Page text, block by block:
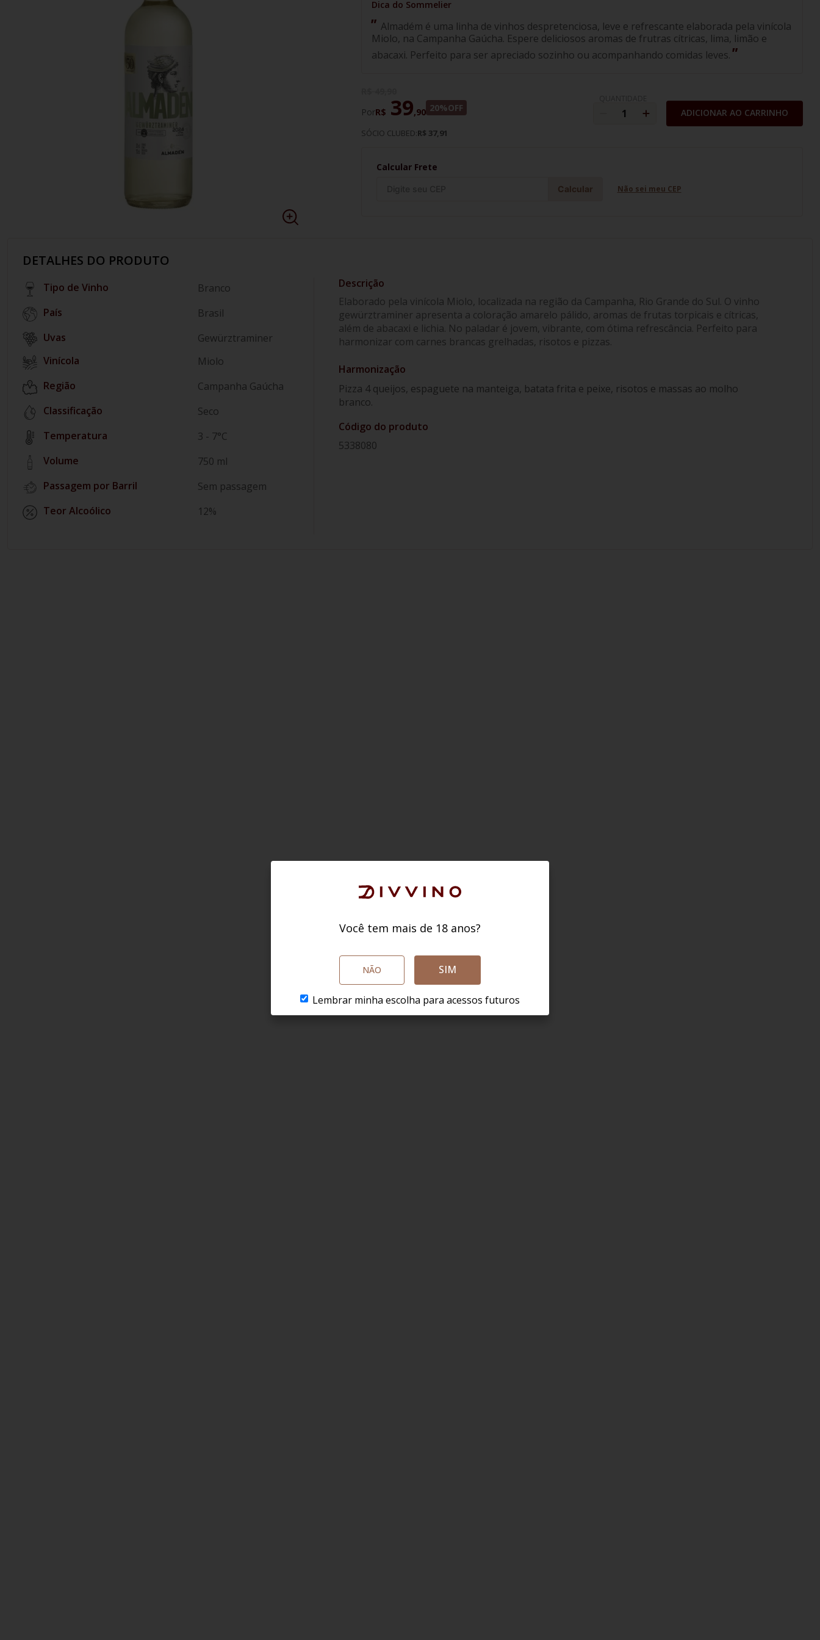
º
Almadém é uma linha de vinhos despretenciosa, leve e refrescante elaborada pela vinícola
Miolo, na Campanha Gaúcha. Espere deliciosos aromas de frutras cítricas, lima, limão e
abacaxi. Perfeito para ser apreciado sozinho ou acompanhando comidas leves.
PorR$ 39,90 20%OFF
SÓCIO CLUBED:R$ 37,91
ADICIONAR AO CARRINHO
Calcular Frete
Calcular Não sei meu CEP
DETALHES DO PRODUTO
Tipo de Vinho
Branco
País
Brasil
Gewürztraminer
Vinícola
Miolo
Região
Campanha Gaúcha
Classificação
Seco
Temperatura
3 - 7°C
Volume
750 ml
Passagem por Barril
Sem passagem
Teor Alcoólico
12%
Elaborado pela vinícola Miolo, localizada na região da Campanha, Rio Grande do Sul. O vinho
gewürztraminer apresenta a coloração amarelo pálido, aromas de frutas torpicais e cítricas,
além de abacaxi e lichia. No paladar é jovem, vibrante, com ótima refrescância. Perfeito para
harmonizar com carnes brancas grelhadas, risotos e pizzas.
Harmonização
Pizza 4 queijos, espaguete na manteiga, batata frita e peixe, risotos e massas ao molho
branco.
Código do produto
5338080
Você tem mais de 18 anos?
NÃO SIM
Lembrar minha escolha para acessos futuros